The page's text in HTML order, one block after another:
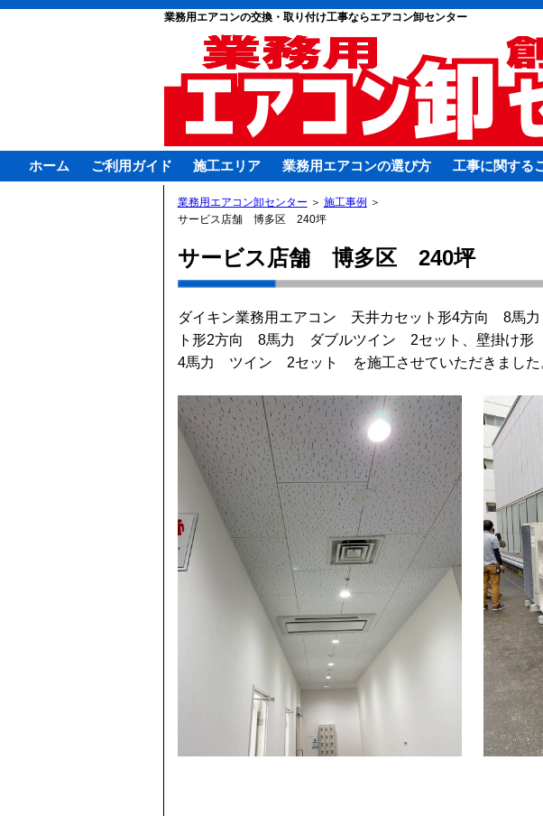
業務用エアコンの交換・取り付け工事ならエアコン卸センター
ホーム ご利用ガイド 施工エリア 業務用エアコンの選び方 工事に関する
業務用エアコン卸センター ＞ 施工事例 ＞
サービス店舗 博多区 240坪
サービス店舗 博多区 240坪
ダイキン業務用エアコン 天井カセット形4方向 8馬
ト形2方向 8馬力 ダブルツイン 2セット、壁掛け
4馬力 ツイン 2セット を施工させていただきました